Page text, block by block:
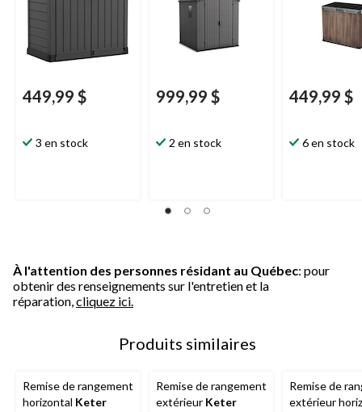
449,99 $
3 en stock
999,99 $
2 en stock
449,99 $
6 en stock
À l'attention des personnes résidant au Québec: pour
obtenir des renseignements sur l'entretien et la
réparation, cliquez ici.
Produits similaires
Remise de rangement
horizontal Keter
Remise de rangement
extérieur Keter
Remise de
extérieur